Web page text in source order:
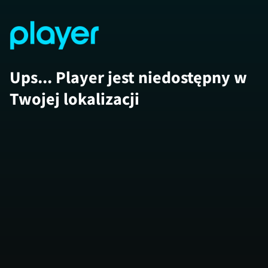
Ups... Player jest niedostępny w
Twojej lokalizacji